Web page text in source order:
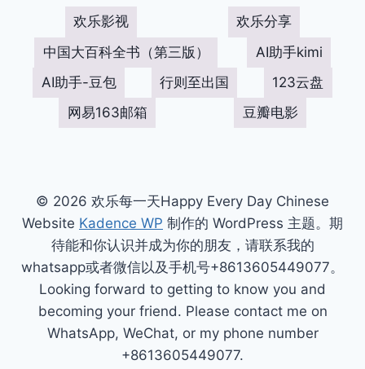
欢乐影视
欢乐分享
中国大百科全书（第三版）
AI助手kimi
AI助手-豆包
行则至出国
123云盘
网易163邮箱
豆瓣电影
© 2026 欢乐每一天Happy Every Day Chinese
Website Kadence WP 制作的 WordPress 主题。期
待能和你认识并成为你的朋友，请联系我的
whatsapp或者微信以及手机号+8613605449077。
Looking forward to getting to know you and
becoming your friend. Please contact me on
WhatsApp, WeChat, or my phone number
+8613605449077.